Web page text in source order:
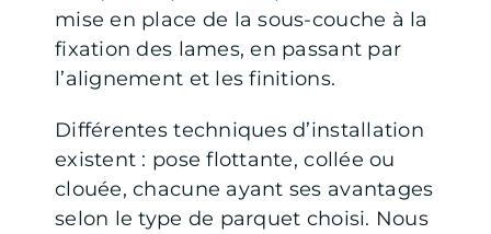
mise en place de la sous-couche à la
fixation des lames, en passant par
l’alignement et les finitions.
Différentes techniques d’installation
existent : pose flottante, collée ou
clouée, chacune ayant ses avantages
selon le type de parquet choisi. Nous